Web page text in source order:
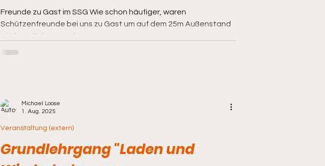
Freunde zu Gast im SSG Wie schon häufiger, waren
Schützenfreunde bei uns zu Gast um auf dem 25m Außenstand
mit Ihren Schwarzpulver...
Grundlehrgang "Laden und
Veranstaltung (extern)
Michael Loose
1. Aug. 2025